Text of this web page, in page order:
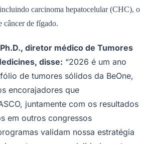
carcinoma hepatocelular (CHC), o
câncer de fígado.
diretor médico de Tumores
disse: “2026 é um ano
de tumores sólidos da BeOne,
encorajadores que
juntamente com os resultados
em outros congressos
validam nossa estratégia